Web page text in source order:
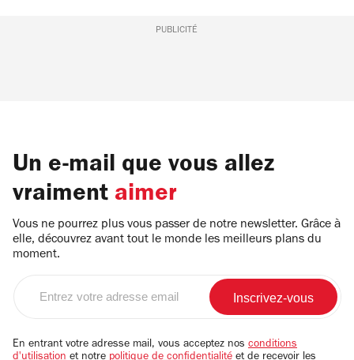
PUBLICITÉ
Un e-mail que vous allez
vraiment aimer
Vous ne pourrez plus vous passer de notre newsletter. Grâce à
elle, découvrez avant tout le monde les meilleurs plans du
moment.
email
En entrant votre adresse mail, vous acceptez nos conditions
d'utilisation et notre politique de confidentialité et de recevoir les